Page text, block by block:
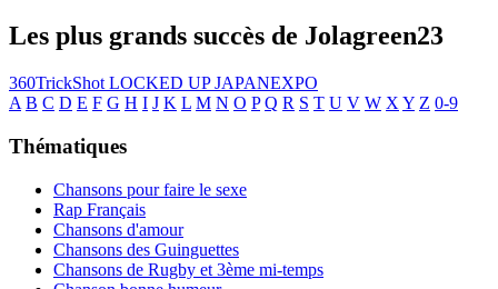
Les plus grands succès de Jolagreen23
360TrickShot LOCKED UPJAPANEXPO
A B C D E F G H I J K L M N O P Q R S T U V W X Y Z 0-9
Thématiques
Chansons pour faire le sexe
Rap Français
Chansons d'amour
Chansons des Guinguettes
Chansons de Rugby et 3ème mi-temps